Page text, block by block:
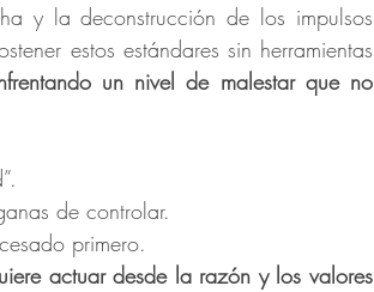
y la deconstrucción de los impulsos
estos estándares sin herramientas
un nivel de malestar que no
de controlar.
primero.
actuar desde la razón y los valores